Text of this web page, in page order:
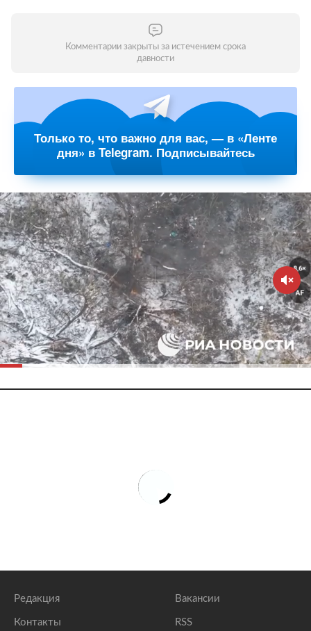
Комментарии закрыты за истечением срока
давности
Только то, что важно для вас, — в «Ленте
дня» в Telegram. Подписывайтесь
Редакция
Контакты
Вакансии
RSS